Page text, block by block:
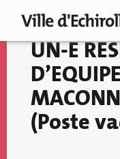
principalUN-E
(Poste